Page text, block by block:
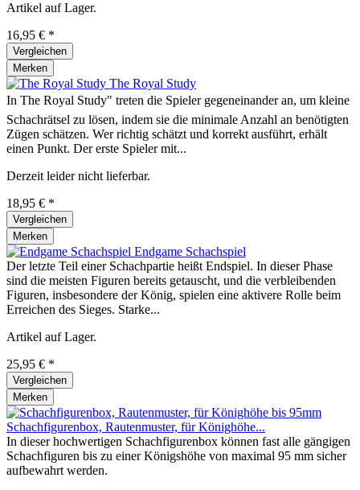
Artikel auf Lager.
16,95 € *
Vergleichen
Merken
The Royal Study
In The Royal Study" treten die Spieler gegeneinander an, um kleine
Schachrätsel zu lösen, indem sie die minimale Anzahl an benötigten
Zügen schätzen. Wer richtig schätzt und korrekt ausführt, erhält
einen Punkt. Der erste Spieler mit...
Derzeit leider nicht lieferbar.
18,95 € *
Vergleichen
Merken
Endgame Schachspiel
Der letzte Teil einer Schachpartie heißt Endspiel. In dieser Phase
sind die meisten Figuren bereits getauscht, und die verbleibenden
Figuren, insbesondere der König, spielen eine aktivere Rolle beim
Erreichen des Sieges. Starke...
Artikel auf Lager.
25,95 € *
Vergleichen
Merken
Schachfigurenbox, Rautenmuster, für Könighöhe...
In dieser hochwertigen Schachfigurenbox können fast alle gängigen
Schachfiguren bis zu einer Königshöhe von maximal 95 mm sicher
aufbewahrt werden.